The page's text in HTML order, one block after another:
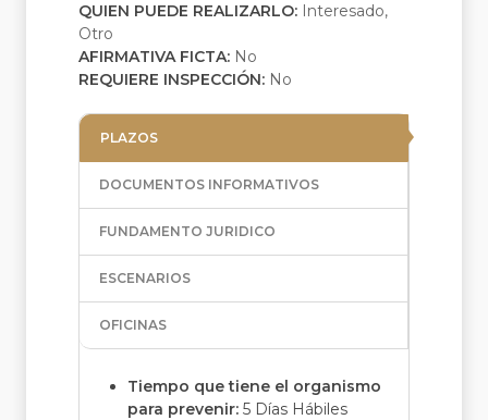
QUIEN PUEDE REALIZARLO: Interesado,
Otro
AFIRMATIVA FICTA: No
REQUIERE INSPECCIÓN: No
PLAZOS
DOCUMENTOS INFORMATIVOS
FUNDAMENTO JURIDICO
ESCENARIOS
OFICINAS
Tiempo que tiene el organismo
para prevenir: 5 Días Hábiles